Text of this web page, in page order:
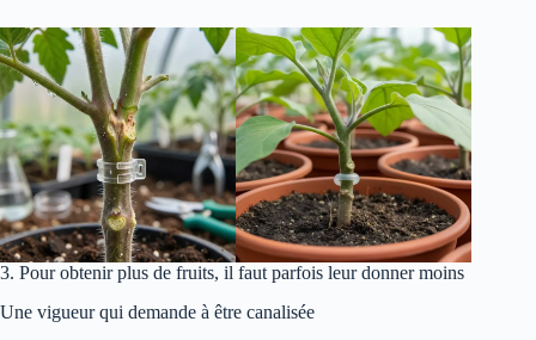
3. Pour obtenir plus de fruits, il faut parfois leur donner moins
Une vigueur qui demande à être canalisée